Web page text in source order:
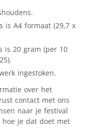
is A4 formaat (29,7 x
is 20 gram (per 10
ingestoken.
over het
contact met ons
naar je festival
hoe je dat doet met